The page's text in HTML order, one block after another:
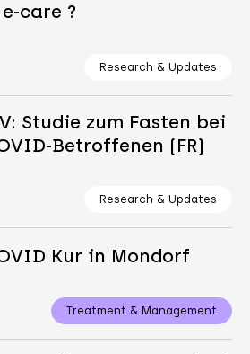
care ?
Research & Updates
Studie zum Fasten bei
Betroffenen (FR)
Research & Updates
Kur in Mondorf
Treatment & Management